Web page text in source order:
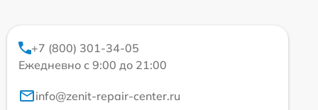
+7 (800) 301-34-05
Ежедневно с 9:00 до 21:00
info@zenit-repair-center.ru